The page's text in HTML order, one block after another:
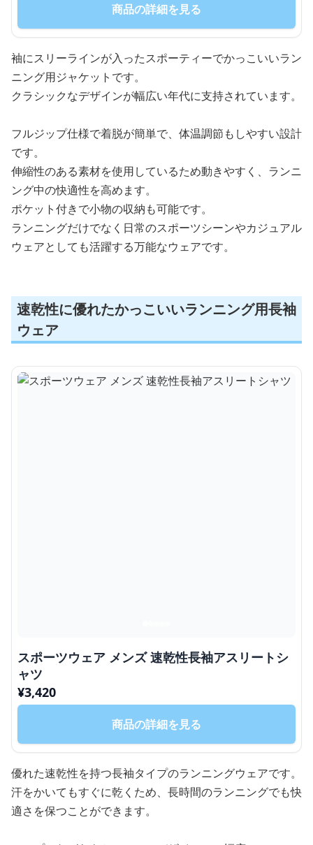
商品の詳細を見る
袖にスリーラインが入ったスポーティーでかっこいいラン
ニング用ジャケットです。
クラシックなデザインが幅広い年代に支持されています。
フルジップ仕様で着脱が簡単で、体温調節もしやすい設計
です。
伸縮性のある素材を使用しているため動きやすく、ランニ
ング中の快適性を高めます。
ポケット付きで小物の収納も可能です。
ランニングだけでなく日常のスポーツシーンやカジュアル
ウェアとしても活躍する万能なウェアです。
速乾性に優れたかっこいいランニング用長袖
ウェア
スポーツウェア メンズ 速乾性長袖アスリートシ
ャツ
¥3,420
商品の詳細を見る
優れた速乾性を持つ長袖タイプのランニングウェアです。
汗をかいてもすぐに乾くため、長時間のランニングでも快
適さを保つことができます。